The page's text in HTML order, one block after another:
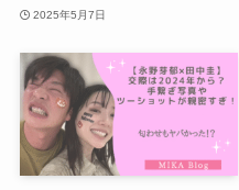
2025年5月7日